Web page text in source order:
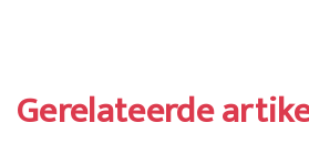
Gerelateerde